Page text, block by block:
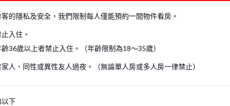
的隱私及安全，我們限制每人僅能預約一間物件看房。
入住。
36歲以上者禁止入住。（年齡限制為18～35歲）
人、同性或異性友人過夜。（無論單人房或多人房一律禁止）
以下